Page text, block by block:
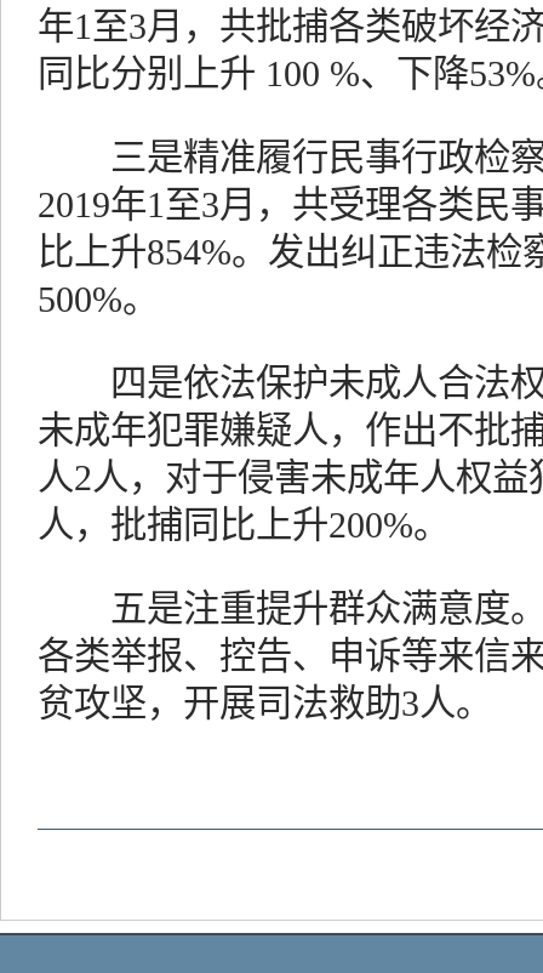
年1至3月，共批捕各类破坏经
同比分别上升 100 %、下降
三是精准履行民事行政检察
2019年1至3月，共受理各类民
比上升854%。发出纠正违法检
500%。
四是依法保护未成人合法权
未成年犯罪嫌疑人，作出不批
人2人，对于侵害未成年人权
人，批捕同比上升200%。
五是注重提升群众满意度。
各类举报、控告、申诉等来信
贫攻坚，开展司法救助3人。